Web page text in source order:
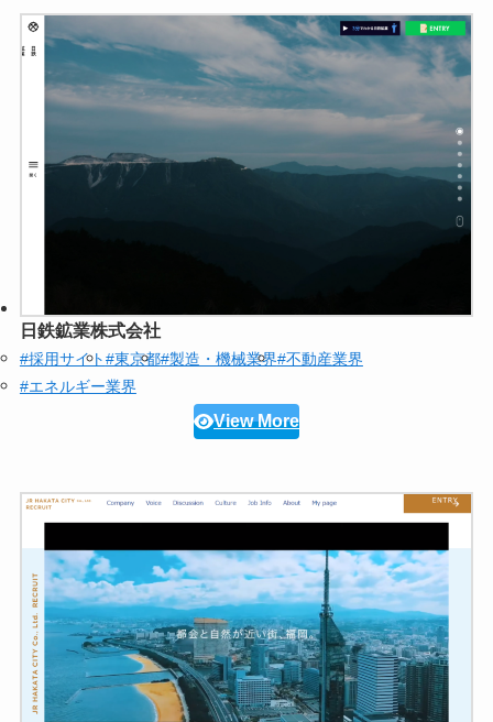
日鉄鉱業株式会社
#採用サイト#東京都#製造・機械業界#不動産業界
#エネルギー業界
View More